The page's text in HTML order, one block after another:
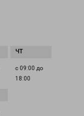
с 09:00 до
18:00